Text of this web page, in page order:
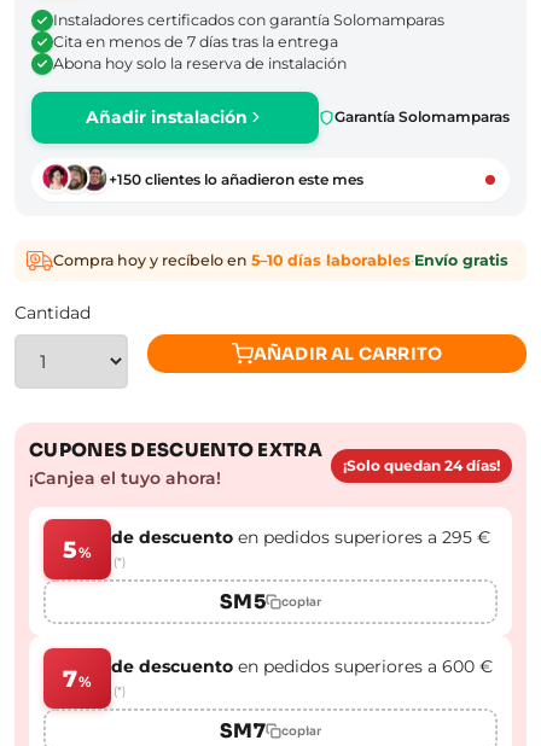
Instaladores certificados con garantía Solomamparas
Cita en menos de 7 días tras la entrega
Abona hoy solo la reserva de instalación
Añadir instalación Garantía Solomamparas
+150 clientes lo añadieron este mes
Compra hoy y recíbelo en 5–10 días laborables·Envío gratis
Cantidad
AÑADIR AL CARRITO
CUPONES DESCUENTO EXTRA
¡Canjea el tuyo ahora!
¡Solo quedan 24 días!
5%
de descuento en pedidos superiores a 295 €
(*)
SM5 copiar
7%
de descuento en pedidos superiores a 600 €
(*)
SM7 copiar